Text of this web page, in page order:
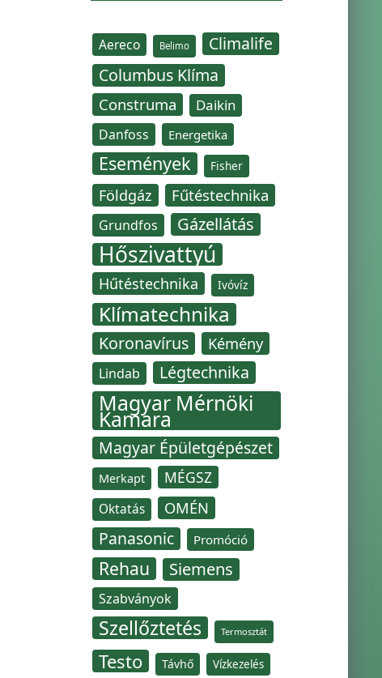
Aereco Belimo
Climalife
Columbus Klíma
Construma Daikin
Danfoss Energetika
Események Fisher
Földgáz Fűtéstechnika
Grundfos Gázellátás
Hőszivattyú
Hűtéstechnika Ivóvíz
Klímatechnika
Koronavírus Kémény
Lindab Légtechnika
Magyar Mérnöki
Kamara
Magyar Épületgépészet
Merkapt MÉGSZ
Oktatás OMÉN
Panasonic Promóció
Rehau Siemens
Szabványok
Szellőztetés Termosztát
Testo Távhő Vízkezelés